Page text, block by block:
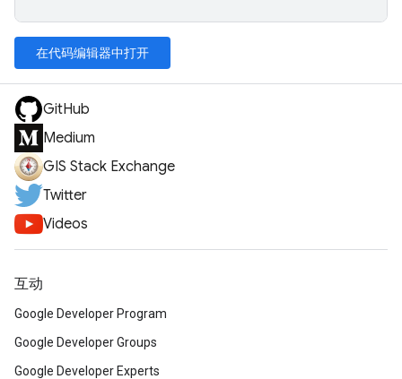
在代码编辑器中打开
GitHub
Medium
GIS Stack Exchange
Twitter
Videos
互动
Google Developer Program
Google Developer Groups
Google Developer Experts